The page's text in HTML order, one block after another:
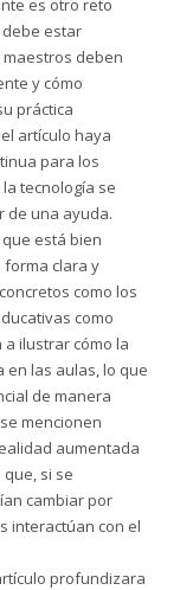
es otro reto
debe estar
deben
y cómo
práctica
artículo haya
para los
tecnología se
de una ayuda.
está bien
forma clara y
como los
como
ilustrar cómo la
en las aulas, lo que
de manera
mencionen
aumentada
si se
cambiar por
interactúan con el
profundizara